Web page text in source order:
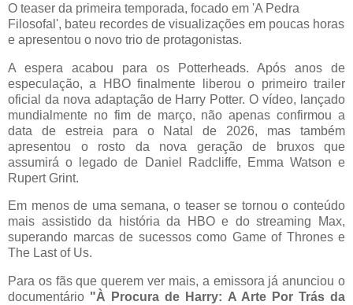
O teaser da primeira temporada, focado em 'A Pedra
Filosofal', bateu recordes de visualizações em poucas horas
e apresentou o novo trio de protagonistas.
A espera acabou para os Potterheads. Após anos de
especulação, a HBO finalmente liberou o primeiro trailer
oficial da nova adaptação de Harry Potter. O vídeo, lançado
mundialmente no fim de março, não apenas confirmou a
data de estreia para o Natal de 2026, mas também
apresentou o rosto da nova geração de bruxos que
assumirá o legado de Daniel Radcliffe, Emma Watson e
Rupert Grint.
Em menos de uma semana, o teaser se tornou o conteúdo
mais assistido da história da HBO e do streaming Max,
superando marcas de sucessos como Game of Thrones e
The Last of Us.
Para os fãs que querem ver mais, a emissora já anunciou o
documentário "À Procura de Harry: A Arte Por Trás da